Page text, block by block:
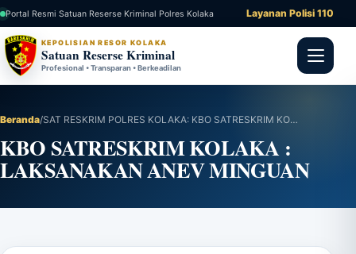
Portal Resmi Satuan Reserse Kriminal Polres Kolaka Layanan Polisi 110
KEPOLISIAN RESOR KOLAKA
Satuan Reserse Kriminal
Profesional • Transparan • Berkeadilan
Beranda/ SAT RESKRIM POLRES KOLAKA: KBO SATRESKRIM KOLAKA : LAKSANAKAN ANEV MINGUAN
KBO SATRESKRIM KOLAKA :
LAKSANAKAN ANEV MINGUAN